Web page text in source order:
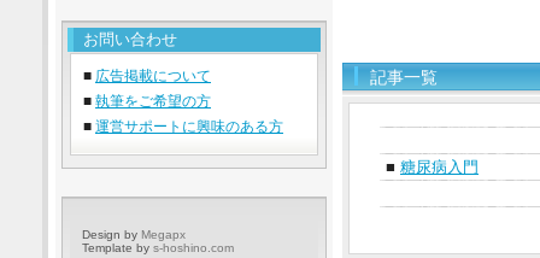
記事一覧
■ 糖尿病入門
お問い合わせ
■ 広告掲載について
■ 執筆をご希望の方
■ 運営サポートに興味のある方
Design by Megapx
Template by s-hoshino.com